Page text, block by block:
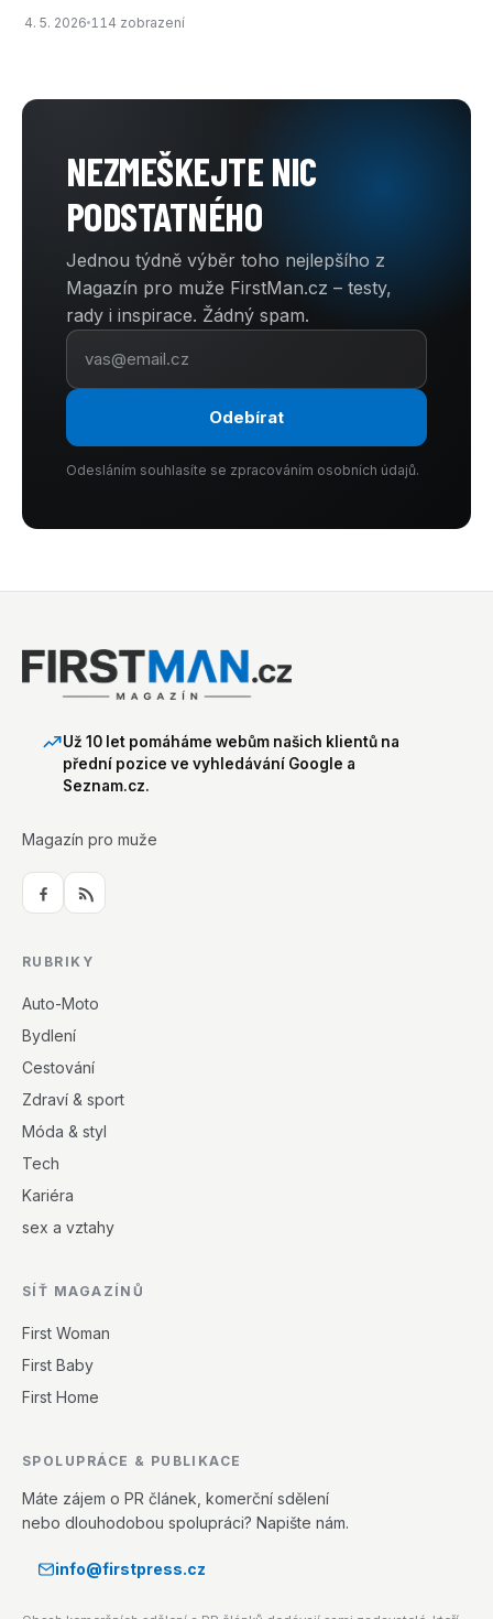
4. 5. 2026 114 zobrazení
NEZMEŠKEJTE NIC
PODSTATNÉHO
Jednou týdně výběr toho nejlepšího z
Magazín pro muže FirstMan.cz – testy,
rady i inspirace. Žádný spam.
Odebírat
Odesláním souhlasíte se zpracováním osobních údajů.
Už 10 let pomáháme webům našich klientů na
přední pozice ve vyhledávání Google a
Seznam.cz.
Magazín pro muže
RUBRIKY
Auto-Moto
Bydlení
Cestování
Zdraví & sport
Móda & styl
Tech
Kariéra
sex a vztahy
SÍŤ MAGAZÍNŮ
First Woman
First Baby
First Home
SPOLUPRÁCE & PUBLIKACE
Máte zájem o PR článek, komerční sdělení
nebo dlouhodobou spolupráci? Napište nám.
info@firstpress.cz